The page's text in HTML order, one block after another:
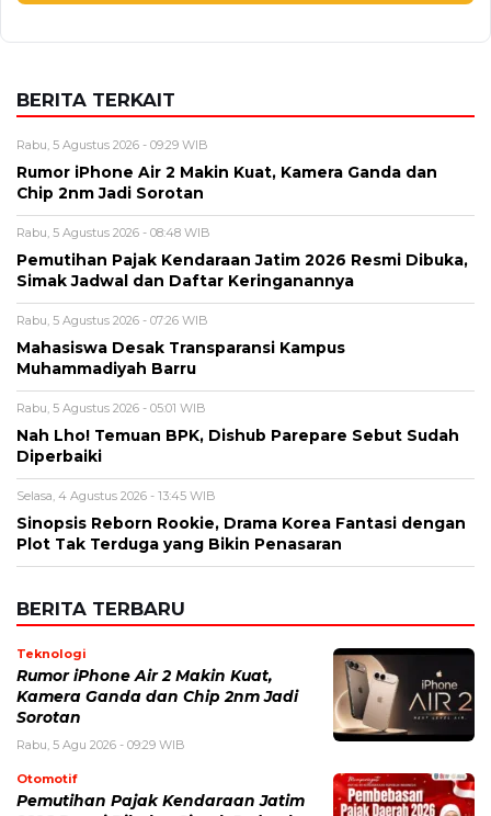
BERITA TERKAIT
Rabu, 5 Agustus 2026 - 09:29 WIB
Rumor iPhone Air 2 Makin Kuat, Kamera Ganda dan
Chip 2nm Jadi Sorotan
Rabu, 5 Agustus 2026 - 08:48 WIB
Pemutihan Pajak Kendaraan Jatim 2026 Resmi Dibuka,
Simak Jadwal dan Daftar Keringanannya
Rabu, 5 Agustus 2026 - 07:26 WIB
Mahasiswa Desak Transparansi Kampus
Muhammadiyah Barru
Rabu, 5 Agustus 2026 - 05:01 WIB
Nah Lho! Temuan BPK, Dishub Parepare Sebut Sudah
Diperbaiki
Selasa, 4 Agustus 2026 - 13:45 WIB
Sinopsis Reborn Rookie, Drama Korea Fantasi dengan
Plot Tak Terduga yang Bikin Penasaran
BERITA TERBARU
Teknologi
Rumor iPhone Air 2 Makin Kuat,
Kamera Ganda dan Chip 2nm Jadi
Sorotan
Rabu, 5 Agu 2026 - 09:29 WIB
Otomotif
Pemutihan Pajak Kendaraan Jatim